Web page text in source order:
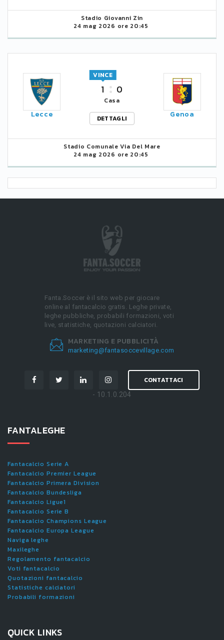
Stadio Giovanni Zin
24 mag 2026 ore 20:45
Lecce
1
VINCE
0
Casa
DETTAGLI
Genoa
Stadio Comunale Via Del Mare
24 mag 2026 ore 20:45
Fanta.Soccer è il sito web per giocare
online al fantacalcio gratis. Leghe private,
leghe pubbliche, probabili formazioni, voti
live, statistiche, quotazioni calciatori.
MARKETING E PUBBLICITÀ
marketing@fantasoccevillage.com
CONTATTACI
- 10.1.0.204
FANTALEGHE
Fantacalcio Serie A
Fantacalcio Premier League
Fantacalcio Primera Division
Fantacalcio Bundesliga
Fantacalcio Ligue1
Fantacalcio Serie B
Fantacalcio Champions League
Fantacalcio Europa League
Naviga leghe
Maxileghe
Regolamento fantacalcio
Voti fantacalcio
Quotazioni fantacalcio
Statistiche calciatori
Probabili formazioni
QUICK LINKS